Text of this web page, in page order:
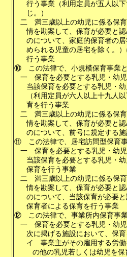
行う事業（利用定員が五人以
じ。）
二
満三歳以上の幼児に係る保
情を勘案して、保育が必要と
のについて、家庭的保育者の
められる児童の居宅を除く。
行う事業
⑩
この法律で、小規模保育事業
一
保育を必要とする乳児・幼
当該保育を必要とする乳児・
（利用定員が六人以上十九人
育を行う事業
二
満三歳以上の幼児に係る保
情を勘案して、保育が必要と
のについて、前号に規定する
⑪
この法律で、居宅訪問型保育
一
保育を必要とする乳児・幼
当該保育を必要とする乳児・
保育を行う事業
二
満三歳以上の幼児に係る保
情を勘案して、保育が必要と
のについて、当該保育が必要
保育者による保育を行う事業
⑫
この法律で、事業所内保育事
一
保育を必要とする乳児・幼
次に掲げる施設において、保
イ
事業主がその雇用する労
の他の乳児若しくは幼児を